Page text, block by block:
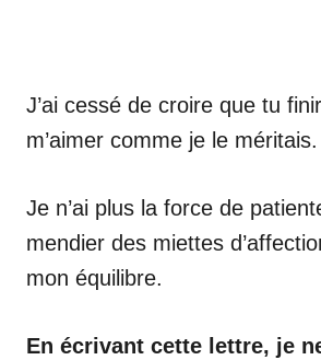
J’ai cessé de croire que tu
m’aimer comme je le méritais.
Je n’ai plus la force de
mendier des miettes
mon équilibre.
En écrivant cette lettre, je